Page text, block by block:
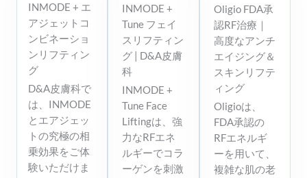
INMODE + エ
アジェットコ
ンビネーショ
ンリフティン
グ
D&A皮膚科で
は、INMODE
とエアジェッ
トの究極の相
乗効果をご体
験いただけま
INMODE +
Tune フェイ
スリフティン
グ | D&A皮膚
科
INMODE +
Tune Face
Liftingは、強
力なRFエネ
ルギーでコラ
ーゲンを刺激
Oligio FDA承
認RF治療｜
高度なアンチ
エイジング＆
スキンリフテ
ィング
Oligioは、
FDA承認の
RFエネルギ
ーを用いて、
複雑な肌の老